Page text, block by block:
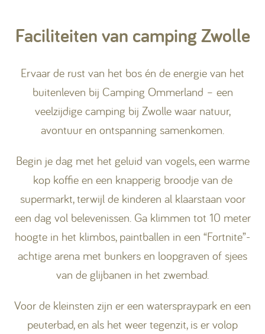
Faciliteiten van camping Zwolle
Ervaar de rust van het bos én de energie van het
buitenleven bij Camping Ommerland – een
veelzijdige camping bij Zwolle waar natuur,
avontuur en ontspanning samenkomen.
Begin je dag met het geluid van vogels, een warme
kop koffie en een knapperig broodje van de
supermarkt, terwijl de kinderen al klaarstaan voor
een dag vol belevenissen. Ga klimmen tot 10 meter
hoogte in het klimbos, paintballen in een “Fortnite”-
achtige arena met bunkers en loopgraven of sjees
van de glijbanen in het zwembad.
Voor de kleinsten zijn er een waterspraypark en een
peuterbad, en als het weer tegenzit, is er volop